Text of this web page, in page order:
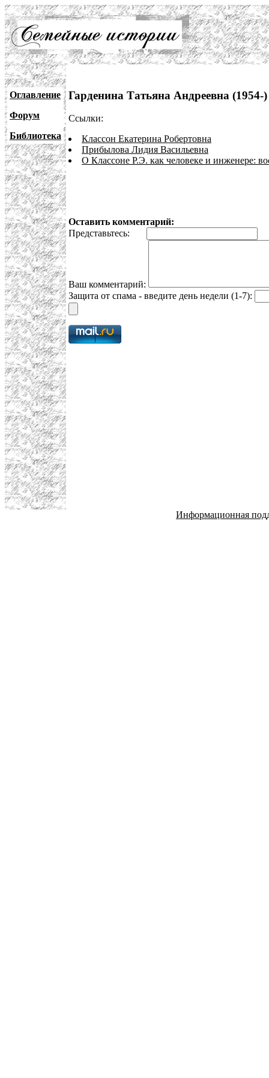
Оглавление
Форум
Библиотека
Гарденина Татьяна Андреевна (1954-)
Ссылки:
Классон Екатерина Робертовна
Прибылова Лидия Васильевна
О Классоне Р.Э. как человеке и инженере:
Оставить комментарий:
Представьтесь:
Ваш комментарий:
Защита от спама - введите день недели (1-7):
Информационная